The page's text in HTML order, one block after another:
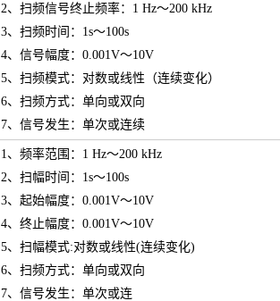
2、扫频信号终止频率：1 Hz～200 kHz
3、扫频时间：1s～100s
4、信号幅度：0.001V～10V
5、扫频模式：对数或线性（连续变化）
6、扫频方式：单向或双向
7、信号发生：单次或连续
1、频率范围：1 Hz～200 kHz
2、扫幅时间：1s～100s
3、起始幅度：0.001V～10V
4、终止幅度：0.001V～10V
5、扫幅模式:对数或线性(连续变化)
6、扫频方式：单向或双向
7、信号发生：单次或连